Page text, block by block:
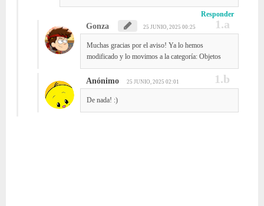
Responder
Gonza 25 JUNIO, 2025 00:25
Muchas gracias por el aviso! Ya lo hemos
modificado y lo movimos a la categoría: Objetos
Anónimo 25 JUNIO, 2025 02:01
De nada! :)